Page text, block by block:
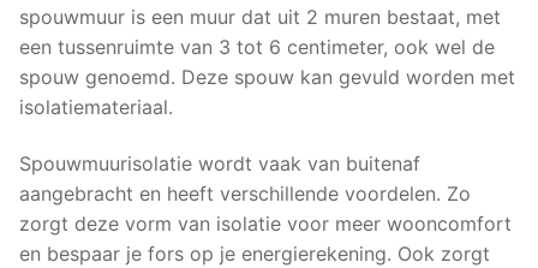
spouwmuur is een muur dat uit 2 muren bestaat, met
een tussenruimte van 3 tot 6 centimeter, ook wel de
spouw genoemd. Deze spouw kan gevuld worden met
isolatiemateriaal.
Spouwmuurisolatie wordt vaak van buitenaf
aangebracht en heeft verschillende voordelen. Zo
zorgt deze vorm van isolatie voor meer wooncomfort
en bespaar je fors op je energierekening. Ook zorgt